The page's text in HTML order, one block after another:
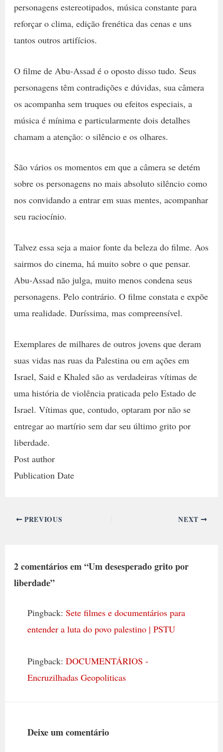
personagens estereotipados, música constante para
reforçar o clima, edição frenética das cenas e uns
tantos outros artifícios.
O filme de Abu-Assad é o oposto disso tudo. Seus
personagens têm contradições e dúvidas, sua câmera
os acompanha sem truques ou efeitos especiais, a
música é mínima e particularmente dois detalhes
chamam a atenção: o silêncio e os olhares.
São vários os momentos em que a câmera se detém
sobre os personagens no mais absoluto silêncio como
nos convidando a entrar em suas mentes, acompanhar
seu raciocínio.
Talvez essa seja a maior fonte da beleza do filme. Aos
sairmos do cinema, há muito sobre o que pensar.
Abu-Assad não julga, muito menos condena seus
personagens. Pelo contrário. O filme constata e expõe
uma realidade. Duríssima, mas compreensível.
Exemplares de milhares de outros jovens que deram
suas vidas nas ruas da Palestina ou em ações em
Israel, Said e Khaled são as verdadeiras vítimas de
uma história de violência praticada pelo Estado de
Israel. Vítimas que, contudo, optaram por não se
entregar ao martírio sem dar seu último grito por
liberdade.
Post author
Publication Date
PREVIOUS NEXT
2 comentários em “Um desesperado grito por
liberdade”
Pingback: Sete filmes e documentários para
entender a luta do povo palestino | PSTU
Pingback: DOCUMENTÁRIOS -
Encruzilhadas Geopoliticas
Deixe um comentário